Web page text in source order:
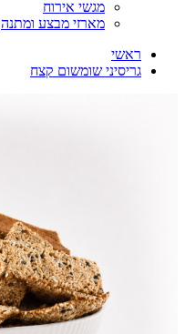
מגשי אירוח
מארזי מבצע ומתנה
ראשי
גריסיני שומשום קצח